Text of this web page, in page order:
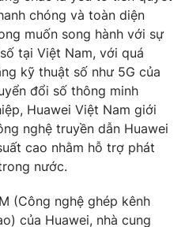
chóng và toàn diện
muốn song hành với sự
tại Việt Nam, với quá
kỹ thuật số như 5G của
đổi số thông minh
Huawei Việt Nam giới
nghệ truyền dẫn Huawei
cao nhằm hỗ trợ phát
nước.
(Công nghệ ghép kênh
của Huawei, nhà cung